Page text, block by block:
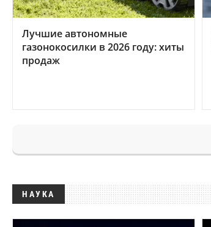
Лучшие автономные
газонокосилки в 2026 году: хиты
продаж
НАУКА